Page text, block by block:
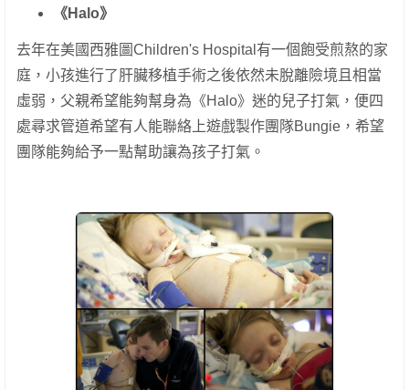
《Halo》
去年在美國西雅圖Children's Hospital有一個飽受煎熬的家
庭，小孩進行了肝臟移植手術之後依然未脫離險境且相當
虛弱，父親希望能夠幫身為《Halo》迷的兒子打氣，便四
處尋求管道希望有人能聯絡上遊戲製作團隊Bungie，希望
團隊能夠給予一點幫助讓為孩子打氣。